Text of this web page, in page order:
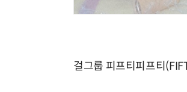
걸그룹 피프티피프티